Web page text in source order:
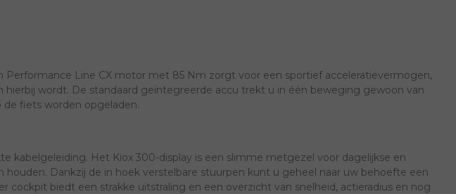
Line CX motor met 85 Nm zorgt voor een sportief acceleratievermogen,
wordt. De standaard geïntegreerde accu trekt u in één beweging gewoon van
de fiets worden opgeladen.
Het Kiox 300-display is een slimme metgezel voor dagelijkse en
Dankzij de in hoek verstelbare stuurpen kunt u geheel naar uw behoefte een
biedt een strakke uitstraling en een overzicht van snelheid, actieradius en nog